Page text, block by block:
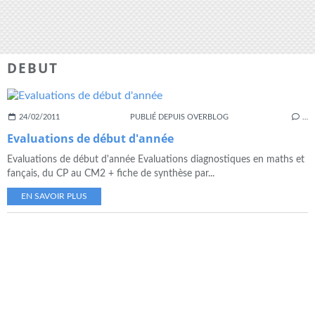
DEBUT
24/02/2011 PUBLIÉ DEPUIS OVERBLOG
Evaluations de début d'année
Evaluations de début d'année Evaluations diagnostiques en maths et
fançais, du CP au CM2 + fiche de synthèse par...
EN SAVOIR PLUS